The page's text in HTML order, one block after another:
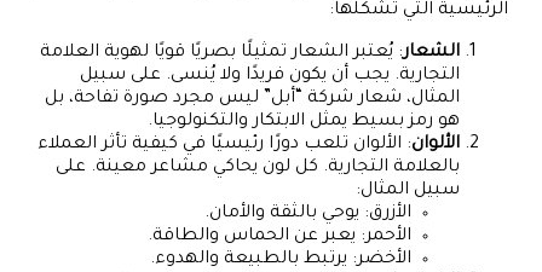
الرئيسية التي تشكلها:
الشعار: يُعتبر الشعار تمثيلًا بصريًا قويًا لهوية العلامة
التجارية. يجب أن يكون فريدًا ولا يُنسى. على سبيل
المثال، شعار شركة “أبل” ليس مجرد صورة تفاحة، بل
هو رمز بسيط يمثل الابتكار والتكنولوجيا.
الألوان: الألوان تلعب دورًا رئيسيًا في كيفية تأثر العملاء
بالعلامة التجارية. كل لون يحاكي مشاعر معينة. على
سبيل المثال:
الأزرق: يوحي بالثقة والأمان.
الأحمر: يعبر عن الحماس والطاقة.
الأخضر: يرتبط بالطبيعة والهدوء.